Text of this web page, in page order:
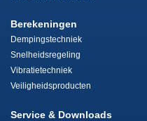
Berekeningen
Dempingstechniek
Snelheidsregeling
Vibratietechniek
Veiligheidsproducten
Service & Downloads